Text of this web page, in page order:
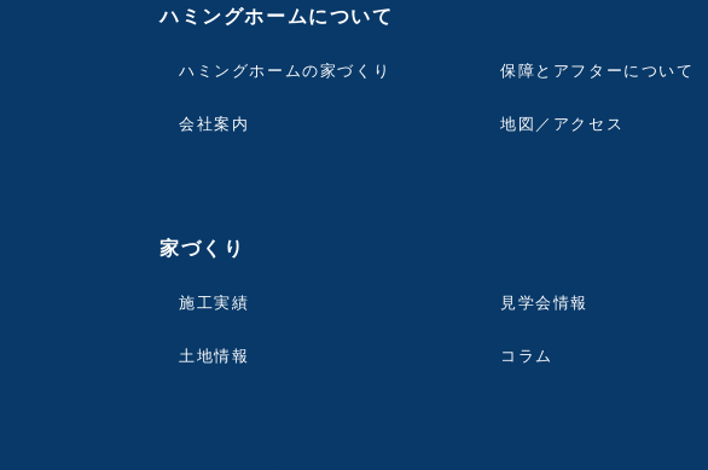
ハミングホームについて
ハミングホームの家づくり 保障とアフターについて
会社案内 地図／アクセス
家づくり
施工実績 見学会情報
土地情報 コラム